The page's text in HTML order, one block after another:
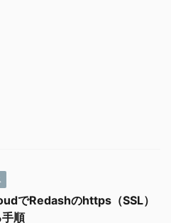
でRedashのhttps（SSL）
順